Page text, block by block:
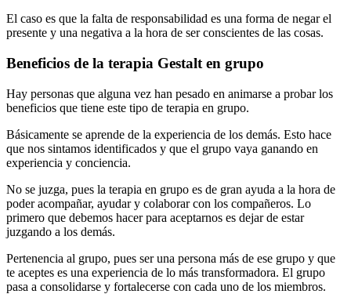
El caso es que la falta de responsabilidad es una forma de negar el
presente y una negativa a la hora de ser conscientes de las cosas.
Beneficios de la terapia Gestalt en grupo
Hay personas que alguna vez han pesado en animarse a probar los
beneficios que tiene este tipo de terapia en grupo.
Básicamente se aprende de la experiencia de los demás. Esto hace
que nos sintamos identificados y que el grupo vaya ganando en
experiencia y conciencia.
No se juzga, pues la terapia en grupo es de gran ayuda a la hora de
poder acompañar, ayudar y colaborar con los compañeros. Lo
primero que debemos hacer para aceptarnos es dejar de estar
juzgando a los demás.
Pertenencia al grupo, pues ser una persona más de ese grupo y que
te aceptes es una experiencia de lo más transformadora. El grupo
pasa a consolidarse y fortalecerse con cada uno de los miembros.